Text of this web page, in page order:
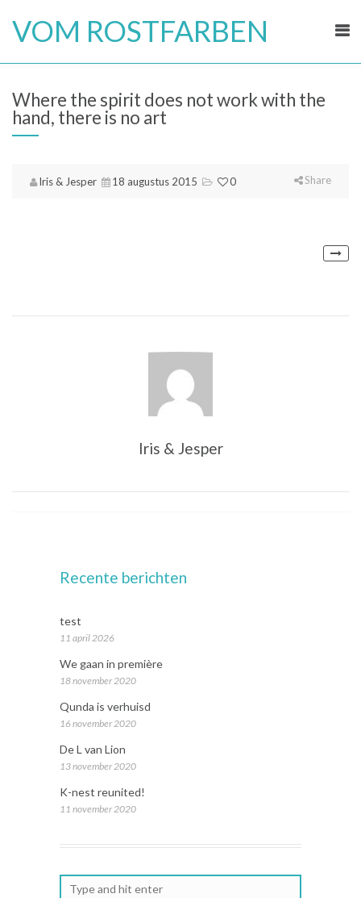
to
content
VOM ROSTFARBEN
Where the spirit does not work with the
hand, there is no art
Iris & Jesper 18 augustus 2015 0 Share
Iris & Jesper
Recente berichten
test
11 april 2026
We gaan in première
18 november 2020
Qunda is verhuisd
16 november 2020
De L van Lion
13 november 2020
K-nest reunited!
11 november 2020